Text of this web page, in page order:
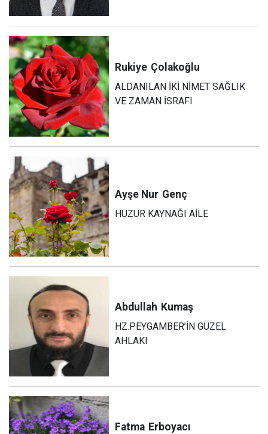
Rukiye Çolakoğlu
ALDANILAN İKİ NİMET SAĞLIK
VE ZAMAN İSRAFI
Ayşe Nur Genç
HUZUR KAYNAĞI AİLE
Abdullah Kumaş
HZ.PEYGAMBER’İN GÜZEL
AHLAKI
Fatma Erboyacı